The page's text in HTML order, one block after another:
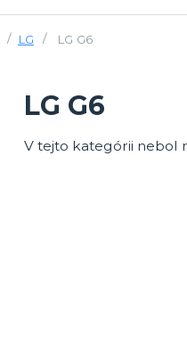
LG LG G6
LG G6
V tejto kategórii nebol